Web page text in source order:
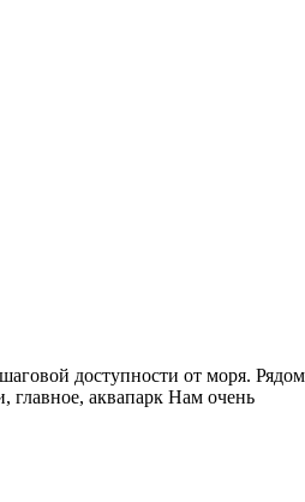
доступности от моря. Рядом
главное, аквапарк Нам очень